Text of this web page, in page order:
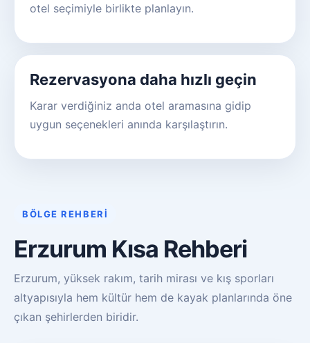
otel seçimiyle birlikte planlayın.
Rezervasyona daha hızlı geçin
Karar verdiğiniz anda otel aramasına gidip
uygun seçenekleri anında karşılaştırın.
BÖLGE REHBERI
Erzurum Kısa Rehberi
Erzurum, yüksek rakım, tarih mirası ve kış sporları
altyapısıyla hem kültür hem de kayak planlarında öne
çıkan şehirlerden biridir.